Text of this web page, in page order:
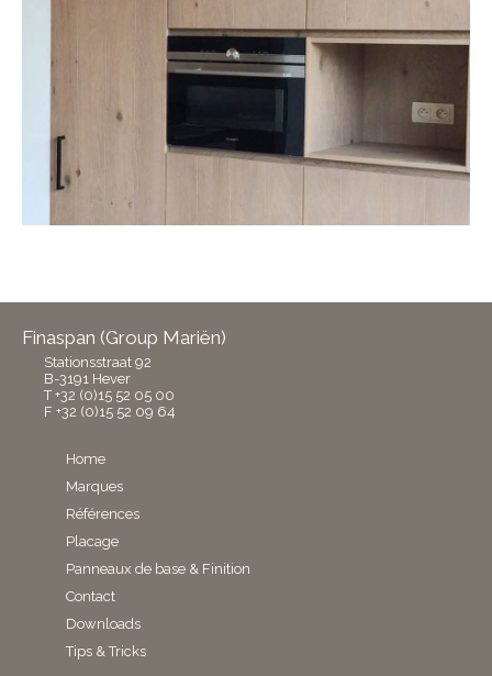
Finaspan (Group Mariën)
Stationsstraat 92
B-3191 Hever
T +32 (0)15 52 05 00
F +32 (0)15 52 09 64
Home
Marques
Références
Placage
Panneaux de base & Finition
Contact
Downloads
Tips & Tricks